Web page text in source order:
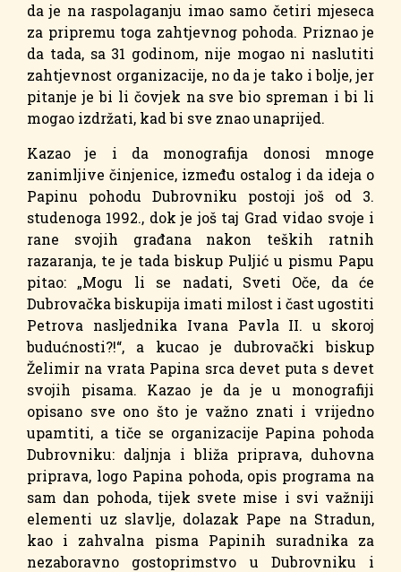
da je na raspolaganju imao samo četiri mjeseca
za pripremu toga zahtjevnog pohoda. Priznao je
da tada, sa 31 godinom, nije mogao ni naslutiti
zahtjevnost organizacije, no da je tako i bolje, jer
pitanje je bi li čovjek na sve bio spreman i bi li
mogao izdržati, kad bi sve znao unaprijed.
Kazao je i da monografija donosi mnoge
zanimljive činjenice, između ostalog i da ideja o
Papinu pohodu Dubrovniku postoji još od 3.
studenoga 1992., dok je još taj Grad vidao svoje i
rane svojih građana nakon teških ratnih
razaranja, te je tada biskup Puljić u pismu Papu
pitao: „Mogu li se nadati, Sveti Oče, da će
Dubrovačka biskupija imati milost i čast ugostiti
Petrova nasljednika Ivana Pavla II. u skoroj
budućnosti?!“, a kucao je dubrovački biskup
Želimir na vrata Papina srca devet puta s devet
svojih pisama. Kazao je da je u monografiji
opisano sve ono što je važno znati i vrijedno
upamtiti, a tiče se organizacije Papina pohoda
Dubrovniku: daljnja i bliža priprava, duhovna
priprava, logo Papina pohoda, opis programa na
sam dan pohoda, tijek svete mise i svi važniji
elementi uz slavlje, dolazak Pape na Stradun,
kao i zahvalna pisma Papinih suradnika za
nezaboravno gostoprimstvo u Dubrovniku i